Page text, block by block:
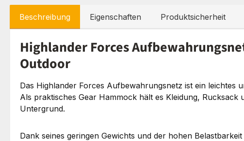
Beschreibung Eigenschaften Produktsicherheit
Highlander Forces
Outdoor
Das Highlander Forces Aufbewahrungsnetz ist ein leichtes
Als praktisches Gear Hammock hält es Kleidung,
Untergrund.
Dank seines geringen Gewichts und der hohen